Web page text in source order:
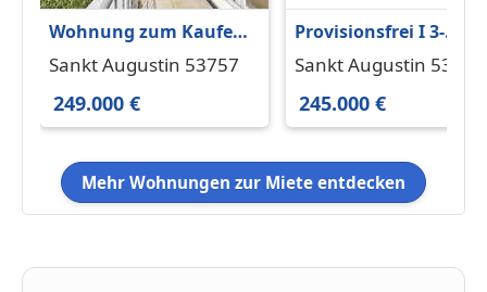
Wohnung zum Kaufen
in Sankt Augustin
Sankt Augustin 53757
249.000 €
Provisionsfrei I 3-
Zimmer-
Sankt Augustin 53757
245.000 €
Mehr Wohnungen zur Miete entdecken